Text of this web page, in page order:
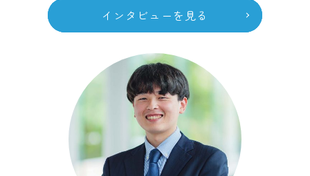
インタビューを見る